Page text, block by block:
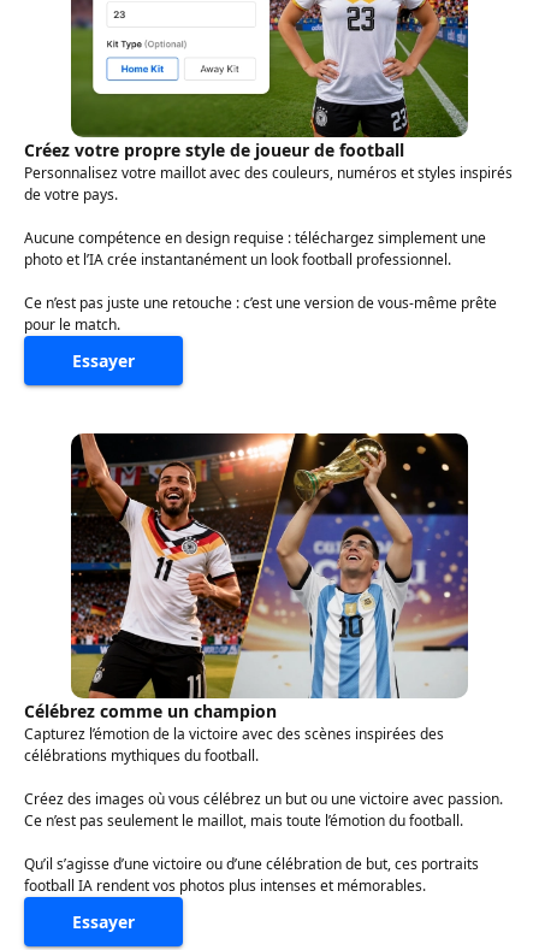
Créez votre propre style de joueur de football
Personnalisez votre maillot avec des couleurs, numéros et styles inspirés
de votre pays.
Aucune compétence en design requise : téléchargez simplement une
photo et l’IA crée instantanément un look football professionnel.
Ce n’est pas juste une retouche : c’est une version de vous-même prête
pour le match.
Essayer
Célébrez comme un champion
Capturez l’émotion de la victoire avec des scènes inspirées des
célébrations mythiques du football.
Créez des images où vous célébrez un but ou une victoire avec passion.
Ce n’est pas seulement le maillot, mais toute l’émotion du football.
Qu’il s’agisse d’une victoire ou d’une célébration de but, ces portraits
football IA rendent vos photos plus intenses et mémorables.
Essayer